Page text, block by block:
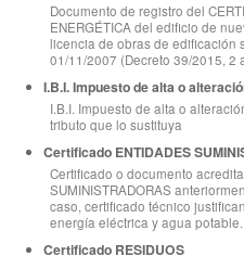
Documento de registro del
ENERGÉTICA del edificio de
licencia de obras de edificación
01/11/2007 (Decreto 39/2015, 2
I.B.I. Impuesto de alta o
I.B.I. Impuesto de alta o
tributo que lo sustituya
Certificado ENTIDADES
Certificado o documento
SUMINISTRADORAS
caso, certificado técnico
energía eléctrica y agua potable.
Certificado RESIDUOS